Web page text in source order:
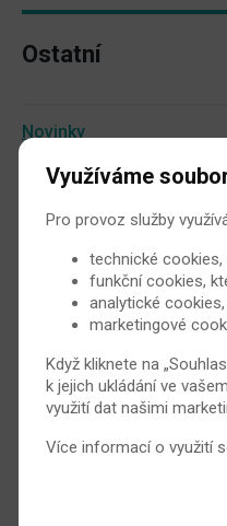
Ostatní
Novinky
Juvenilní idiopatická
Pacientské organizace
Videa
Využíváme
Pro provoz služby
technické
funkční cookies,
analytické
marketingové
Když kliknete na
k jejich ukládání ve
využití dat našimi
Více informací o využití